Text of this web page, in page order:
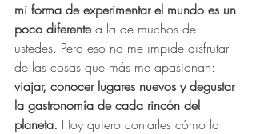
mi forma de experimentar el mundo es un
poco diferente a la de muchos de
ustedes. Pero eso no me impide disfrutar
de las cosas que más me apasionan:
viajar, conocer lugares nuevos y degustar
la gastronomía de cada rincón del
planeta. Hoy quiero contarles cómo la